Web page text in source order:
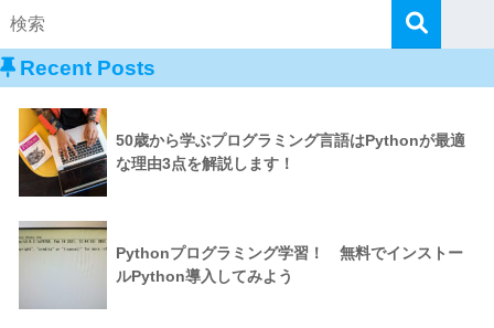
Recent Posts
50歳から学ぶプログラミング言語はPythonが最適
な理由3点を解説します！
Pythonプログラミング学習！ 無料でインストー
ルPython導入してみよう